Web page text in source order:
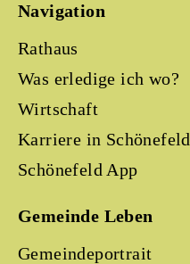
Navigation
Rathaus
Was erledige ich wo?
Wirtschaft
Karriere in Schönefeld
Schönefeld App
Gemeinde Leben
Gemeindeportrait